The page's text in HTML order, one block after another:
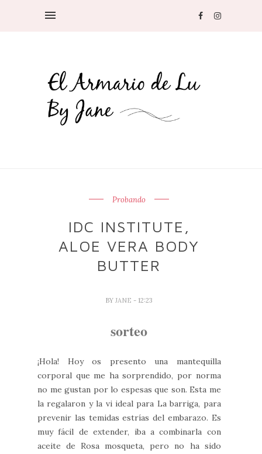
Probando
IDC INSTITUTE,
ALOE VERA BODY
BUTTER
BYJANE - 12:23
sorteo
¡Hola! Hoy os presento una mantequilla
corporal que me ha sorprendido, por norma
no me gustan por lo espesas que son. Esta me
la regalaron y la vi ideal para La barriga, para
prevenir las temidas estrías del embarazo. Es
muy fácil de extender, iba a combinarla con
aceite de Rosa mosqueta, pero no ha sido